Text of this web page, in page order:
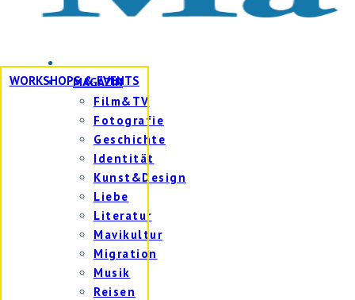
WORKSHOPS & EVENTS
MAGAZIN
Film&TV
Fotografie
Geschichte
Identität
Kunst&Design
Liebe
Literatur
Mavikultur
Migration
Musik
Reisen